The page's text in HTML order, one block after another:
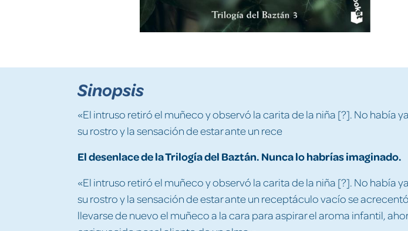
Sinopsis
«El intruso retiró el muñeco y observó la carita de la niña [?]. No había
su rostro y la sensación de estar ante un rece
El desenlace de la Trilogía del Baztán. Nunca lo habrías imaginado.
«El intruso retiró el muñeco y observó la carita de la niña [?]. No había
su rostro y la sensación de estar ante un receptáculo vacío se
llevarse de nuevo el muñeco a la cara para aspirar el aroma infantil,